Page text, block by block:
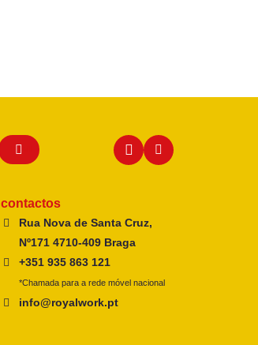
contactos
Rua Nova de Santa Cruz,
Nº171 4710-409 Braga
+351 935 863 121
*Chamada para a rede móvel nacional
info@royalwork.pt